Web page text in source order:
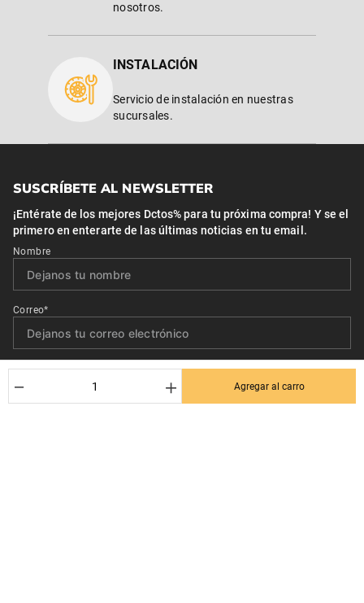
＋
－ Agregar al carro
nosotros.
INSTALACIÓN
Servicio de instalación en nuestras
sucursales.
SUSCRÍBETE AL NEWSLETTER
¡Entérate de los mejores Dctos% para tu próxima compra! Y se el
primero en enterarte de las últimas noticias en tu email.
Nombre
Correo*
Quiero recibir el newsletter con promociones.